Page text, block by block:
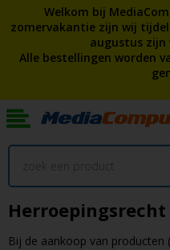
Welkom bij
zomervakantie zijn wij
augustus zijn
Alle bestellingen worden
Herroepingsrecht
Bij de aankoop van